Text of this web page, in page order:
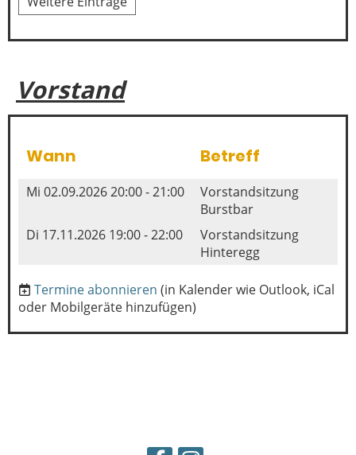
Vorstand
Wann Betreff
Mi 02.09.2026 20:00 - 21:00
Vorstandsitzung
Burstbar
Di 17.11.2026 19:00 - 22:00
Vorstandsitzung
Hinteregg
Termine abonnieren (in Kalender wie Outlook, iCal
oder Mobilgeräte hinzufügen)